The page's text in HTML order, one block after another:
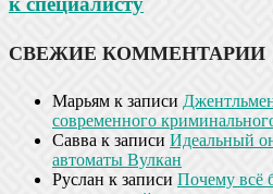
СВЕЖИЕ КОММЕНТАРИИ
Марьям к записи
современного
Савва к записи Идеальный
автоматы Вулкан
Руслан к записи Почему всё